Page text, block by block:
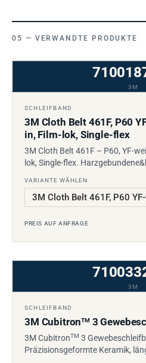
VERWANDTE PRODUKTE
3M
SCHLEIFBAND
3M Cloth Belt 461F, P60
in, Film-lok, Single-flex
3M Cloth Belt 461F – P60, YF-
lok, Single-flex.
VARIANTE WÄHLEN
PREIS AUF ANFRAGE
3M
SCHLEIFBAND
3M CubitronTM3
3M CubitronTM 3
Präzisionsgeformte Keramik,